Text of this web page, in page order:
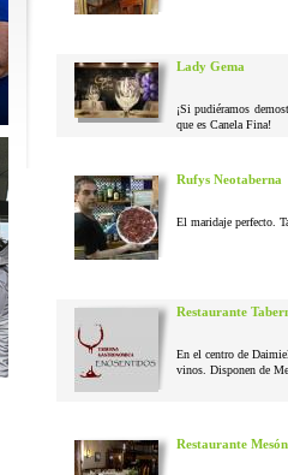
Lady Gema
¡Si pudiéramos
que es Canela Fina!
Rufys Neotaberna
El maridaje perfecto.
Restaurante
En el centro de
vinos. Disponen de
Restaurante